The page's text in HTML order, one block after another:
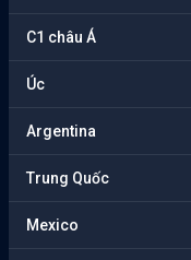
C1 châu Á
Úc
Argentina
Trung Quốc
Mexico